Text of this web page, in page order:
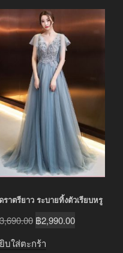
ราตรียาว ระบายทิ้งตัวเรียบหรู
Original
฿2,990.00Current
บใส่ตะกร้า